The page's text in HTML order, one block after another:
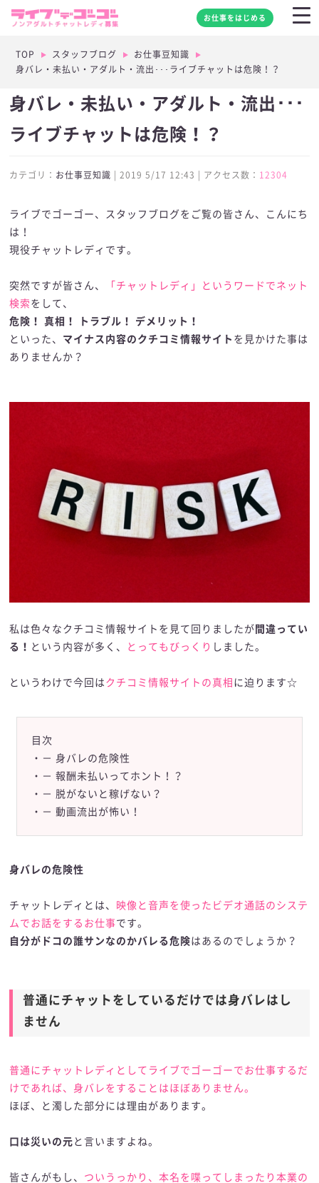
お仕事をはじめる
TOP スタッフブログ
お仕事豆知識
身バレ・未払い・アダルト・流出･･･ライブチャットは危険！？
身バレ・未払い・アダルト・流出･･･
ライブチャットは危険！？
カテゴリ： お仕事豆知識 | 2019 5/17 12:43 | アクセス数： 12304
ライブでゴーゴー、スタッフブログをご覧の皆さん、こんにち
は！
現役チャットレディです。
突然ですが皆さん、
「チャットレディ」というワードでネット
検索 をして、
危険！ 真相！ トラブル！ デメリット！
といった、 マイナス内容のクチコミ情報サイト を見かけた事は
ありませんか？
私は色々なクチコミ情報サイトを見て回りましたが 間違ってい
る！ という内容が多く、 とってもびっくり しました。
というわけで今回は クチコミ情報サイトの真相 に迫ります☆
目次
・ － 身バレの危険性
・ － 報酬未払いってホント！？
・ － 脱がないと稼げない？
・ － 動画流出が怖い！
身バレの危険性
チャットレディとは、 映像と音声を使ったビデオ通話のシステ
ムでお話をするお仕事です。
自分がドコの誰サンなのかバレる危険はあるのでしょうか？
普通にチャットをしているだけでは身バレはし
ません
普通にチャットレディとしてライブでゴーゴーでお仕事するだ
けであれば、身バレをすることはほぼありません。
ほぼ、と濁した部分には理由があります。
口は災いの元 と言いますよね。
皆さんがもし、 ついうっかり、本名を喋ってしまったり本業の